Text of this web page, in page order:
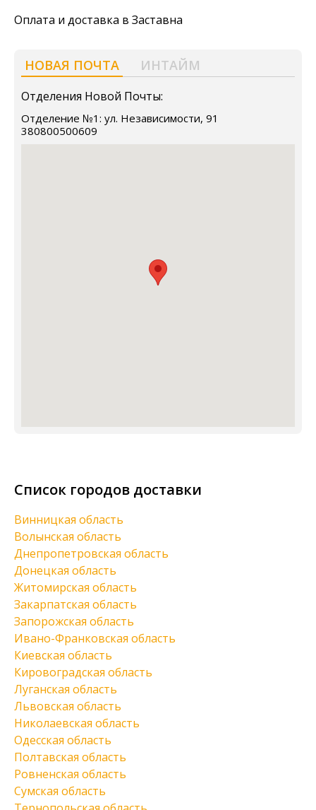
Оплата и доставка в Заставна
НОВАЯ ПОЧТА ИНТАЙМ
Отделения Новой Почты:
Отделение №1: ул. Независимости, 91
380800500609
Список городов доставки
Винницкая область
Волынская область
Днепропетровская область
Донецкая область
Житомирская область
Закарпатская область
Запорожская область
Ивано-Франковская область
Киевская область
Кировоградская область
Луганская область
Львовская область
Николаевская область
Одесская область
Полтавская область
Ровненская область
Сумская область